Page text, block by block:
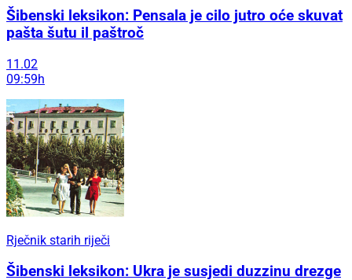
Šibenski leksikon: Pensala je cilo jutro oće skuvat
pašta šutu il paštroč
11.02
09:59h
Rječnik starih riječi
Šibenski leksikon: Ukra je susjedi duzzinu drezge